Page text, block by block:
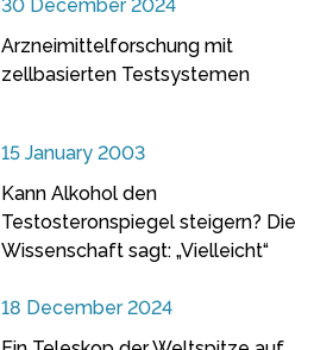
30 December 2024
Arzneimittelforschung mit
zellbasierten Testsystemen
15 January 2003
Kann Alkohol den
Testosteronspiegel steigern? Die
Wissenschaft sagt: „Vielleicht“
18 December 2024